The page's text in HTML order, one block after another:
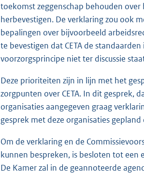
toekomst zeggenschap behouden
herbevestigen. De verklaring zou ook
bepalingen over bijvoorbeeld
te bevestigen dat CETA de
voorzorgsprincipe niet ter discussie
Deze prioriteiten zijn in lijn met het
zorgpunten over CETA. In dit gesprek,
organisaties aangegeven graag
gesprek met deze organisaties
Om de verklaring en de
kunnen bespreken, is besloten tot een
De Kamer zal in de geannoteerde